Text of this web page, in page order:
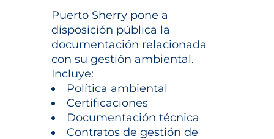
Puerto Sherry pone a
disposición pública la
documentación relacionada
con su gestión ambiental.
Incluye:
Política ambiental
Certificaciones
Documentación técnica
Contratos de gestión de